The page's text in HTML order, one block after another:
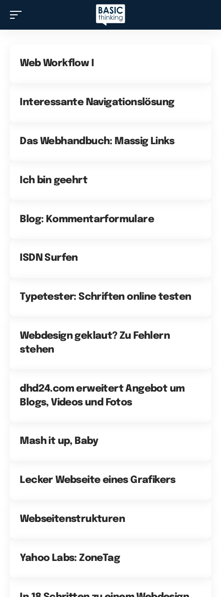
Web Workflow I
Interessante Navigationslösung
Das Webhandbuch: Massig Links
Ich bin geehrt
Blog: Kommentarformulare
ISDN Surfen
Typetester: Schriften online testen
Webdesign geklaut? Zu Fehlern
stehen
dhd24.com erweitert Angebot um
Blogs, Videos und Fotos
Mash it up, Baby
Lecker Webseite eines Grafikers
Webseitenstrukturen
Yahoo Labs: ZoneTag